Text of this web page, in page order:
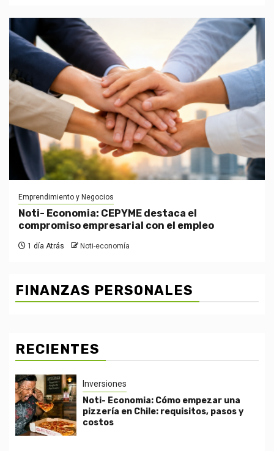
Emprendimiento y Negocios
Noti- Economia: CEPYME destaca el
compromiso empresarial con el empleo
1 día Atrás Noti-economía
FINANZAS PERSONALES
RECIENTES
Inversiones
Noti- Economia: Cómo empezar una
pizzería en Chile: requisitos, pasos y
costos